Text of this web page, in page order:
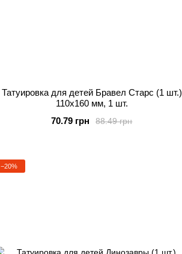
Татуировка для детей Бравел Старс (1 шт.)
110х160 мм, 1 шт.
88.49 грн
70.79 грн
−20%